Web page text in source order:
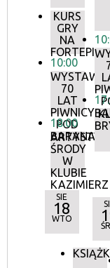
KURS
GRY
NA
10:00
WYSTAWA:
70
LAT
PIWNICY
POD
BARANAMI
18:00
ŚRODY
W
KLUBIE
KAZIMIERZ
SIE
18
WTO